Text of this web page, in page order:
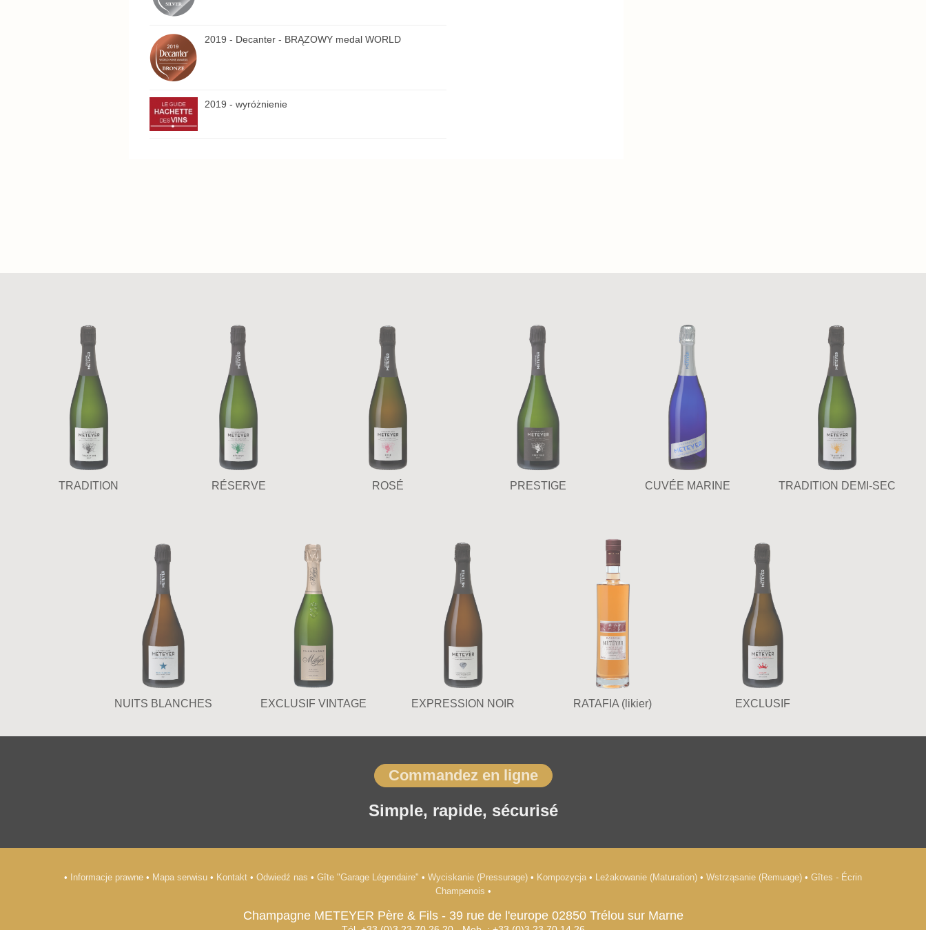
2019 - Decanter - BRĄZOWY medal WORLD
2019 - wyróżnienie
TRADITION RÉSERVE ROSÉ PRESTIGE CUVÉE MARINE TRADITION DEMI-SEC
NUITS BLANCHES EXCLUSIF VINTAGE EXPRESSION NOIR RATAFIA (likier) EXCLUSIF
Commandez en ligne
Simple, rapide, sécurisé
• Informacje prawne • Mapa serwisu • Kontakt • Odwiedź nas • Gîte "Garage Légendaire" • Wyciskanie (Pressurage) • Kompozycja • Leżakowanie (Maturation) • Wstrząsanie (Remuage) • Gîtes - Écrin
Champenois •
Champagne METEYER Père & Fils - 39 rue de l'europe 02850 Trélou sur Marne